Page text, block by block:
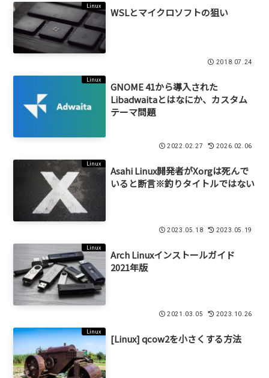
Linux
WSLとマイクロソフトの狙い
2018.07.24
Linux
GNOME 41から導入された
Libadwaitaとはなにか、カスタム
テーマ問題
2022.02.27 2026.02.06
Linux
Asahi Linux開発者がXorgは死んで
いると断言※釣りタイトルではない
2023.05.18 2023.05.19
Linux
Arch Linuxインストールガイド
2021年版
2021.03.05 2023.10.26
Linux
[Linux] qcow2を小さくする方法